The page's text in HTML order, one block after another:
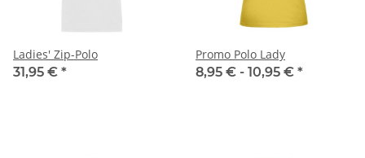
Ladies' Zip-Polo
31,95 € *
Promo Polo Lady
8,95 € - 10,95 € *